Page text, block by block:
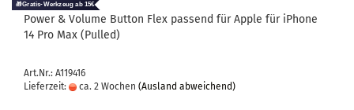
Power & Vo­lu­me But­ton Flex pas­send für Apple für iPho­ne
14 Pro Max (Pul­led)
Art.Nr.: A119416
Lieferzeit:
ca. 2 Wochen (Ausland abweichend)